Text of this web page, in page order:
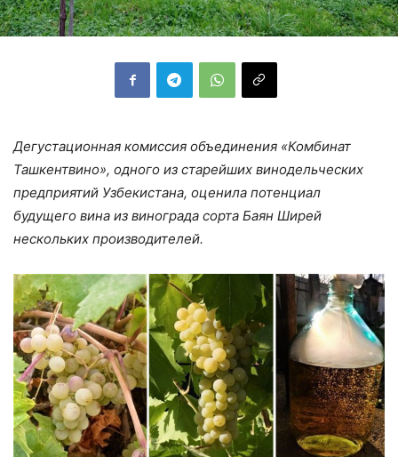
Дегустационная комиссия объединения «Комбинат
Ташкентвино», одного из старейших винодельческих
предприятий Узбекистана, оценила потенциал
будущего вина из винограда сорта Баян Ширей
нескольких производителей.